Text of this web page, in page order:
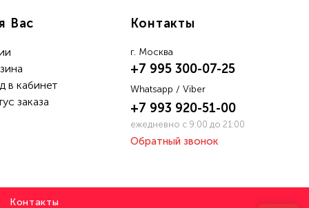
Вас
в кабинет
заказа
Контакты
г. Москва
+7 995 300-07-25
+7 993 920-51-00
Whatsapp / Viber
ежедневно с 9:00 до 21:00
Обратный звонок
Контакты